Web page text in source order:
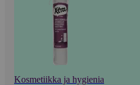
Kosmetiikka ja hygienia